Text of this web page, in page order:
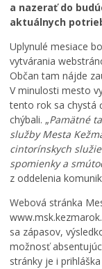
Životné
Zdravie
Cirkev
Šport
a nazerať do
aktuálnych
Uplynulé mesiace
vytvárania
Občan tam nájde
V minulosti mesto
tento rok sa chystá
chýbali. „Pamätné
služby Mesta
cintorínskych
spomienky a
z oddelenia
Webová stránka
sa zápasov,
možnosť
stránky je i
u
h
P
r